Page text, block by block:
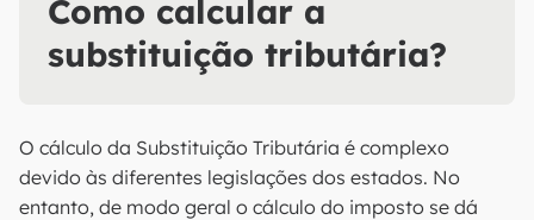
Como calcular a
substituição tributária?
O cálculo da Substituição Tributária é complexo
devido às diferentes legislações dos estados. No
entanto, de modo geral o cálculo do imposto se dá